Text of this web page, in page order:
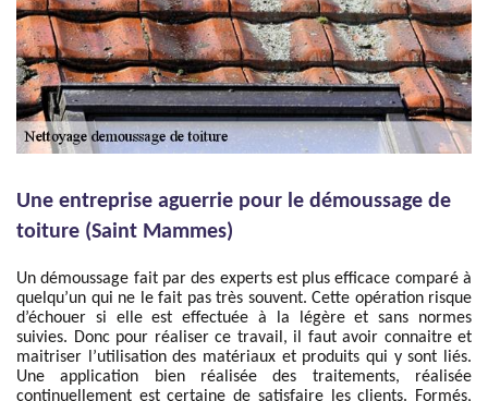
Une entreprise aguerrie pour le démoussage de
toiture (Saint Mammes)
Un démoussage fait par des experts est plus efficace comparé à
quelqu’un qui ne le fait pas très souvent. Cette opération risque
d’échouer si elle est effectuée à la légère et sans normes
suivies. Donc pour réaliser ce travail, il faut avoir connaitre et
maitriser l’utilisation des matériaux et produits qui y sont liés.
Une application bien réalisée des traitements, réalisée
continuellement est certaine de satisfaire les clients. Formés,